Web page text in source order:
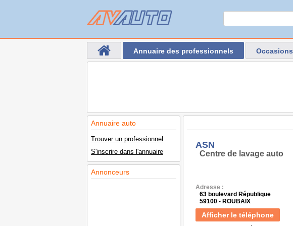
Annuaire des professionnels Occasions
Annuaire auto
Trouver un professionnel
S'inscrire dans l'annuaire
Annonceurs
ASN
Centre de lavage auto
Adresse :
63 boulevard République
59100 - ROUBAIX
Afficher le téléphone